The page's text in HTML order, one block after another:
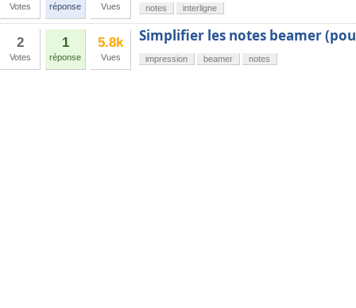
Votes réponse Vues notes interligne
2
Votes
1
réponse
5.8k
Vues
Simplifier les notes beamer
impression beamer notes